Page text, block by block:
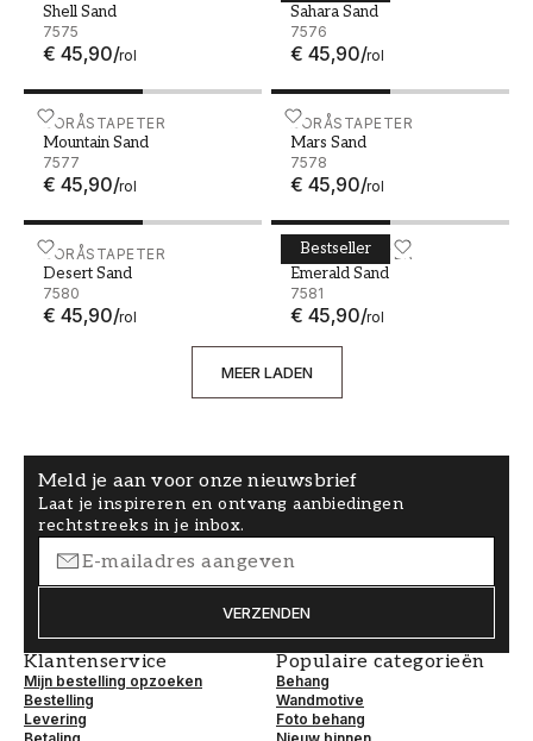
Shell Sand
7575
€ 45,90/rol
Sahara Sand
7576
€ 45,90/rol
BORÅSTAPETER
Mountain Sand
7577
€ 45,90/rol
Mountain Sand - 7577 BORÅSTAPETER
Mars Sand
7578
€ 45,90/rol
Mars Sand - 7578
BORÅSTAPETER
Desert Sand
7580
€ 45,90/rol
Desert Sand - 7580 Bestseller
BORÅSTAPETER
Emerald Sand
7581
€ 45,90/rol
Emerald Sand - 7581
MEER LADEN
Meld je aan voor onze nieuwsbrief
Laat je inspireren en ontvang aanbiedingen
rechtstreeks in je inbox.
VERZENDEN
Klantenservice
Mijn bestelling opzoeken
Bestelling
Levering
Populaire categorieën
Behang
Wandmotive
Foto behang